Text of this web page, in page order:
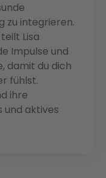
zu integrieren.
Lisa
Impulse und
damit du dich
fühlst.
ihre
und aktives